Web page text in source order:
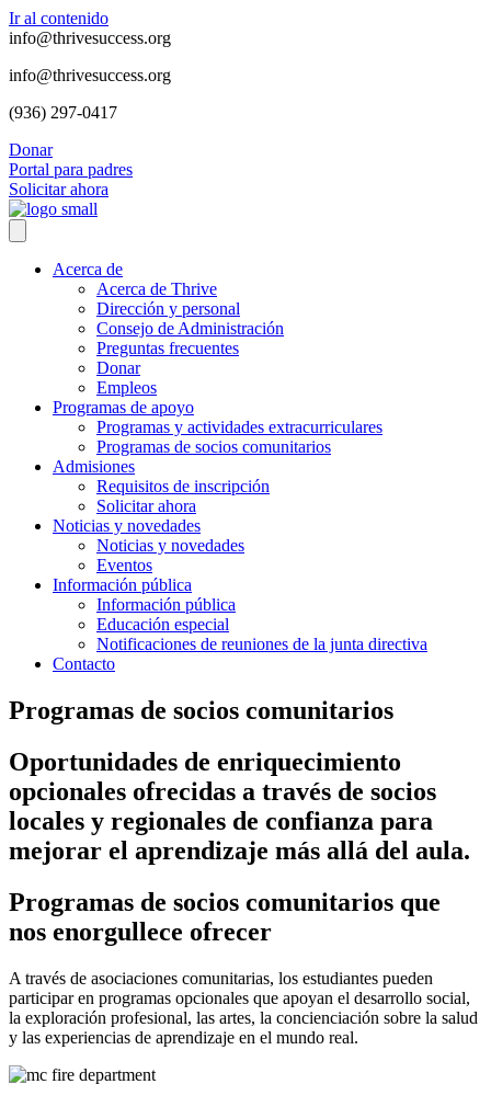
Ir al contenido
info@thrivesuccess.org
info@thrivesuccess.org
(936) 297-0417
Donar
Portal para padres
Solicitar ahora
Acerca de
Acerca de Thrive
Dirección y personal
Consejo de Administración
Preguntas frecuentes
Donar
Empleos
Programas de apoyo
Programas y actividades extracurriculares
Programas de socios comunitarios
Admisiones
Requisitos de inscripción
Solicitar ahora
Noticias y novedades
Noticias y novedades
Eventos
Información pública
Información pública
Educación especial
Notificaciones de reuniones de la junta directiva
Contacto
Programas de socios comunitarios
Oportunidades de enriquecimiento
opcionales ofrecidas a través de socios
locales y regionales de confianza para
mejorar el aprendizaje más allá del aula.
Programas de socios comunitarios que
nos enorgullece ofrecer
A través de asociaciones comunitarias, los estudiantes pueden
participar en programas opcionales que apoyan el desarrollo social,
la exploración profesional, las artes, la concienciación sobre la salud
y las experiencias de aprendizaje en el mundo real.